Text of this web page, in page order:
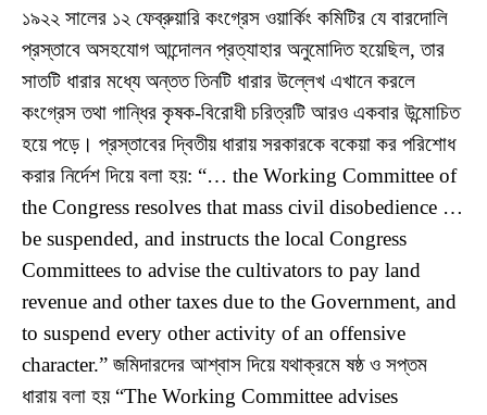
১৯২২ সালের ১২ ফেব্রুয়ারি কংগ্রেস ওয়ার্কিং কমিটির যে বারদোলি
প্রস্তাবে অসহযোগ আন্দোলন প্রত্যাহার অনুমোদিত হয়েছিল, তার
সাতটি ধারার মধ্যে অন্তত তিনটি ধারার উল্লেখ এখানে করলে
কংগ্রেস তথা গান্ধির কৃষক-বিরোধী চরিত্রটি আরও একবার উন্মোচিত
হয়ে পড়ে। প্রস্তাবের দ্বিতীয় ধারায় সরকারকে বকেয়া কর পরিশোধ
করার নির্দেশ দিয়ে বলা হয়: “… the Working Committee of
the Congress resolves that mass civil disobedience …
be suspended, and instructs the local Congress
Committees to advise the cultivators to pay land
revenue and other taxes due to the Government, and
to suspend every other activity of an offensive
character.” জমিদারদের আশ্বাস দিয়ে যথাক্রমে ষষ্ঠ ও সপ্তম
ধারায় বলা হয় “The Working Committee advises